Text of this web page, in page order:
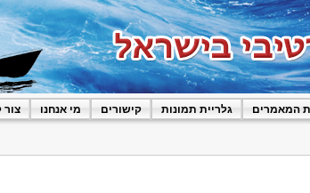
המאמרים גלריית תמונות קישורים מי אנחנו